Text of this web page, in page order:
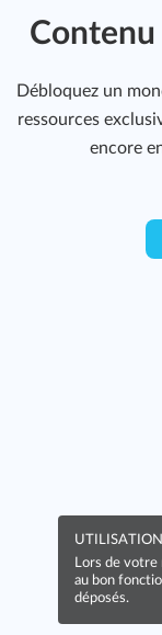
Contenu
Débloquez un
ressources
encore
Lors de votre
au bon
déposés.